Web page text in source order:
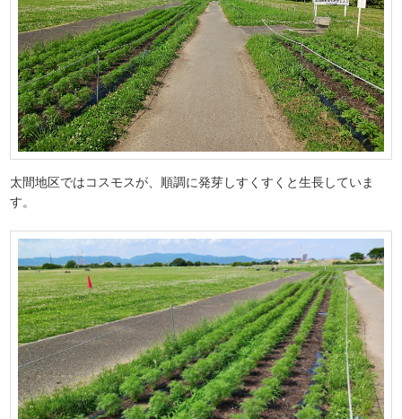
太間地区ではコスモスが、順調に発芽しすくすくと生長していま
す。